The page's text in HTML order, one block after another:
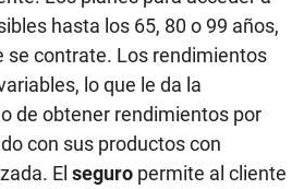
hasta los 65, 80 o 99 años,
se contrate. Los rendimientos
lo que le da la
de obtener rendimientos por
con sus productos con
El seguro permite al cliente